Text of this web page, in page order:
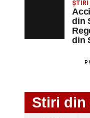
ȘTIRI
din
din
Stiri din